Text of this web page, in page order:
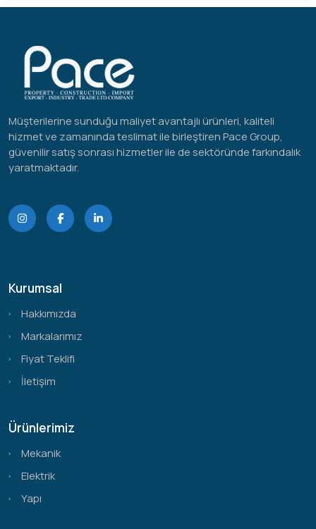
Müşterilerine sunduğu maliyet avantajlı ürünleri, kaliteli
hizmet ve zamanında teslimat ile birleştiren Pace Group,
güvenilir satış sonrası hizmetler ile de sektöründe farkındalık
yaratmaktadır.
Kurumsal
Hakkımızda
Markalarımız
Fiyat Teklifi
İletişim
Ürünlerimiz
Mekanik
Elektrik
Yapı